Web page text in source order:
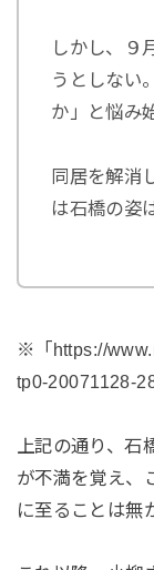
しかし、９
うとしない
か」と悩み
同居を解消
は石橋の姿
※「https://
tp0-20071128-
上記の通り、
が不満を覚え、
に至ることは無